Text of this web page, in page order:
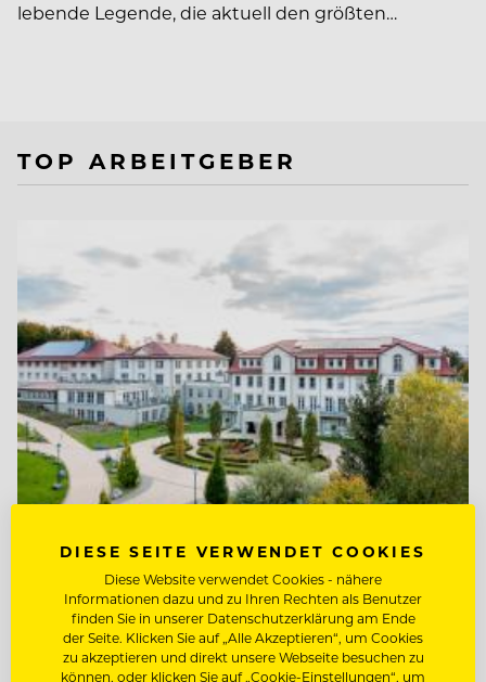
lebende Legende, die aktuell den größten…
TOP ARBEITGEBER
TOP ARBEITGEBER
Ritter von Kempski Privathotels &
Resorts
06536 Südharz/ OT Stolberg, Deutschland
DIESE SEITE VERWENDET COOKIES
Diese Website verwendet Cookies - nähere
Informationen dazu und zu Ihren Rechten als Benutzer
finden Sie in unserer Datenschutzerklärung am Ende
der Seite. Klicken Sie auf „Alle Akzeptieren“, um Cookies
zu akzeptieren und direkt unsere Webseite besuchen zu
können, oder klicken Sie auf „Cookie-Einstellungen“, um